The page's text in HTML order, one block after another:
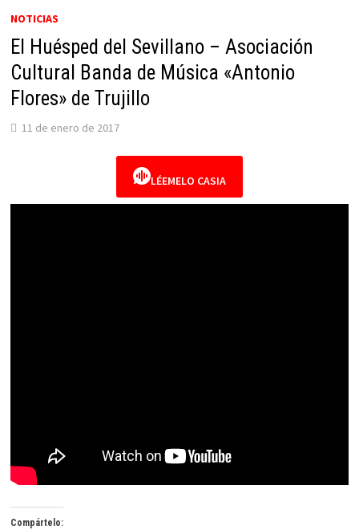
NOTICIAS
El Huésped del Sevillano – Asociación
Cultural Banda de Música «Antonio
Flores» de Trujillo
11 de enero de 2017
LÉEMELO CASIA
Compártelo: